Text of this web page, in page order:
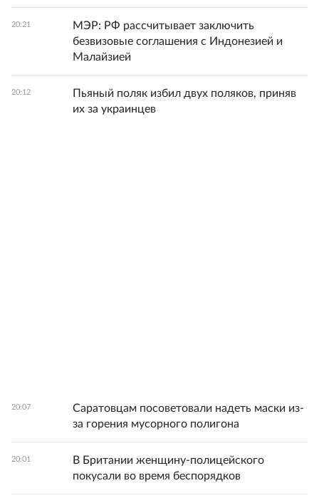
20:21
МЭР: РФ рассчитывает заключить
безвизовые соглашения с Индонезией и
Малайзией
20:12
Пьяный поляк избил двух поляков, приняв
их за украинцев
20:07
Саратовцам посоветовали надеть маски из-
за горения мусорного полигона
20:01
В Британии женщину-полицейского
покусали во время беспорядков